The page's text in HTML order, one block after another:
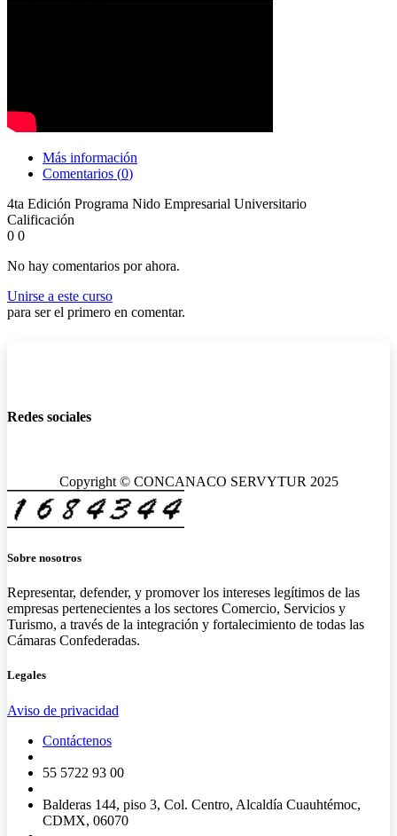
Más información
Comentarios (0)
4ta Edición Programa Nido Empresarial Universitario
Calificación
0 0
No hay comentarios por ahora.
Unirse a este curso
para ser el primero en comentar.
Redes sociales
Copyright © CONCANACO SERVYTUR 2025
Sobre nosotros
Representar, defender, y promover los intereses legítimos de las
empresas pertenecientes a los sectores Comercio, Servicios y
Turismo, a través de la integración y fortalecimiento de todas las
Cámaras Confederadas.
Legales
Aviso de privacidad
Contáctenos
55 5722 93 00
Balderas 144, piso 3, Col. Centro, Alcaldía Cuauhtémoc,
CDMX, 06070